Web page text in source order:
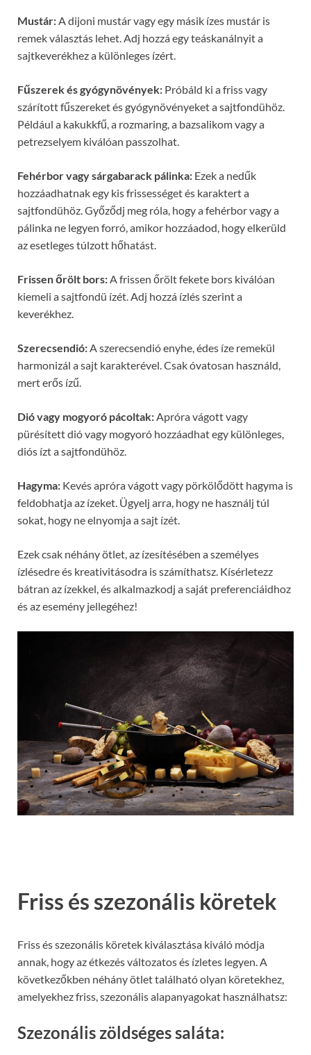
Mustár:A dijoni mustár vagy egy másik ízes mustár is
remek választás lehet. Adj hozzá egy teáskanálnyit a
sajtkeverékhez a különleges ízért.
Fűszerek és gyógynövények: Próbáld ki a friss vagy
szárított fűszereket és gyógynövényeket a sajtfondühöz.
Például a kakukkfű, a rozmaring, a bazsalikom vagy a
petrezselyem kiválóan passzolhat.
Fehérbor vagy sárgabarack pálinka: Ezek a nedűk
hozzáadhatnak egy kis frissességet és karaktert a
sajtfondühöz. Győződj meg róla, hogy a fehérbor vagy a
pálinka ne legyen forró, amikor hozzáadod, hogy elkerüld
az esetleges túlzott hőhatást.
Frissen őrölt bors:A frissen őrölt fekete bors kiválóan
kiemeli a sajtfondü ízét. Adj hozzá ízlés szerint a
keverékhez.
Szerecsendió:A szerecsendió enyhe, édes íze remekül
harmonizál a sajt karakterével. Csak óvatosan használd,
mert erős ízű.
Dió vagy mogyoró pácoltak:Apróra vágott vagy
pürésített dió vagy mogyoró hozzáadhat egy különleges,
diós ízt a sajtfondühöz.
Hagyma: Kevés apróra vágott vagy pörkölődött hagyma is
feldobhatja az ízeket. Ügyelj arra, hogy ne használj túl
sokat, hogy ne elnyomja a sajt ízét.
Ezek csak néhány ötlet, az ízesítésében a személyes
ízlésedre és kreativitásodra is számíthatsz. Kísérletezz
bátran az ízekkel, és alkalmazkodj a saját preferenciáidhoz
és az esemény jellegéhez!
Friss és szezonális köretek
Friss és szezonális köretek kiválasztása kiváló módja
annak, hogy az étkezés változatos és ízletes legyen. A
következőkben néhány ötlet található olyan köretekhez,
amelyekhez friss, szezonális alapanyagokat használhatsz:
Szezonális zöldséges saláta: